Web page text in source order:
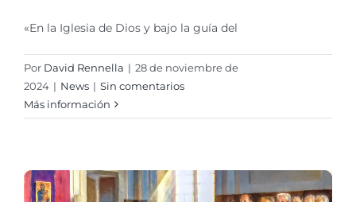
«En la Iglesia de Dios y bajo la guía del
Por David Rennella | 28 de noviembre de
2024 | News | Sin comentarios
Más información